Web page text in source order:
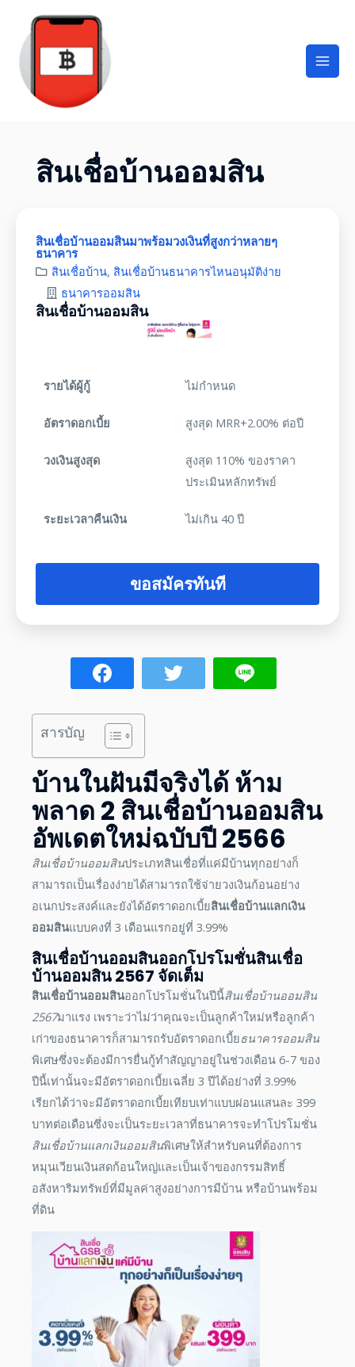
สินเชื่อบ้านออมสิน
สินเชื่อบ้านออมสินมาพร้อมวงเงินที่สูงกว่าหลายๆ
ธนาคาร
สินเชื่อบ้าน, สินเชื่อบ้านธนาคารไหนอนุมัติง่าย
ธนาคารออมสิน
สินเชื่อบ้านออมสิน
รายได้ผู้กู้ ไม่กำหนด
อัตราดอกเบี้ย สูงสุด MRR+2.00% ต่อปี
วงเงินสูงสุด
สูงสุด 110% ของราคา
ประเมินหลักทรัพย์
ระยะเวลาคืนเงิน ไม่เกิน 40 ปี
ขอสมัครทันที
สารบัญ
บ้านในฝันมีจริงได้ ห้าม
พลาด 2 สินเชื่อบ้านออมสิน
อัพเดตใหม่ฉบับปี2566
สินเชื่อบ้านออมสินประเภทสินเชื่อที่แค่มีบ้านทุกอย่างก็
สามารถเป็นเรื่องง่ายได้สามารถใช้จ่ายวงเงินก้อนอย่าง
อเนกประสงค์และยังได้อัตราดอกเบี้ยสินเชื่อบ้านแลกเงิน
ออมสินแบบคงที่ 3 เดือนแรกอยู่ที่ 3.99%
สินเชื่อบ้านออมสินออกโปรโมชั่นสินเชื่อ
บ้านออมสิน 2567 จัดเต็ม
สินเชื่อบ้านออมสินออกโปรโมชั่นในปีนี้สินเชื่อบ้านออมสิน
2567มาแรง เพราะว่าไม่ว่าคุณจะเป็นลูกค้าใหม่หรือลูกค้า
เก่าของธนาคารก็สามารถรับอัตราดอกเบี้ยธนาคารออมสิน
พิเศษซึ่งจะต้องมีการยื่นกู้ทำสัญญาอยู่ในช่วงเดือน 6-7 ของ
ปีนี้เท่านั้นจะมีอัตราดอกเบี้ยเฉลี่ย 3 ปีได้อย่างที่ 3.99%
เรียกได้ว่าจะมีอัตราดอกเบี้ยเทียบเท่าแบบผ่อนแสนละ 399
บาทต่อเดือนซึ่งจะเป็นระยะเวลาที่ธนาคารจะทำโปรโมชั่น
สินเชื่อบ้านแลกเงินออมสินพิเศษให้สำหรับคนที่ต้องการ
หมุนเวียนเงินสดก้อนใหญ่และเป็นเจ้าของกรรมสิทธิ์
อสังหาริมทรัพย์ที่มีมูลค่าสูงอย่างการมีบ้าน หรือบ้านพร้อม
ที่ดิน